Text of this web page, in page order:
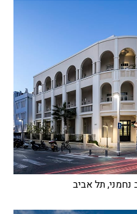
נחמני, תל אביב